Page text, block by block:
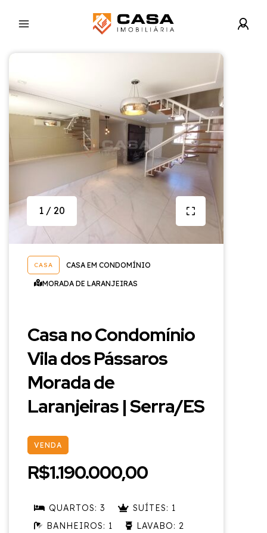
1 / 20
CASA CASA EM CONDOMÍNIO
MORADA DE LARANJEIRAS
Casa no Condomínio
Vila dos Pássaros
Morada de
Laranjeiras | Serra/ES
VENDA
R$1.190.000,00
QUARTOS: 3
SUÍTES: 1
BANHEIROS: 1
LAVABO: 2